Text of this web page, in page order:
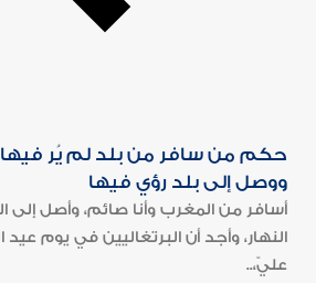
حكم من سافر من بلد لم يُر فيها
ووصل إلى بلد رؤي فيها
أسافر من المغرب وأنا صائم، وأصل إلى
النهار، وأجد أن البرتغاليين في يوم
عليّ،..